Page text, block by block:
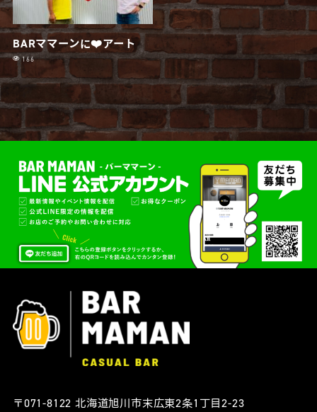
BARママーンに❤️アート
166
〒071-8122 北海道旭川市末広東2条1丁目2-23